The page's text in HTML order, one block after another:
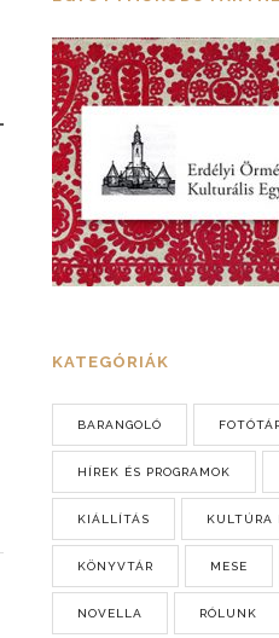
KATEGÓRIÁK
BARANGOLÓ
HÍREK ÉS PROGRAMOK
KIÁLLÍTÁS KULTÚRA
KÖNYVTÁR MESE
NOVELLA RÓLUNK